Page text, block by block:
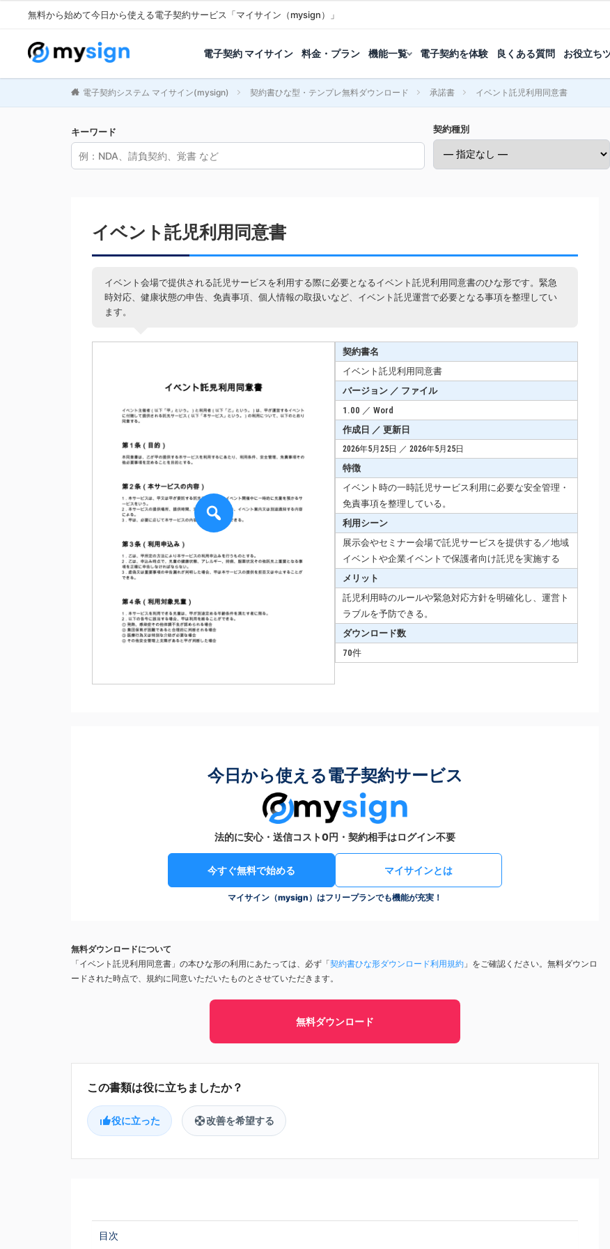
無料から始めて今日から使える電子契約サービス「マイサイン（mysign）」
電子契約 マイサイン 料金・プラン 機能一覧 電子契約を体験 良くある質問 お役立ち
電子契約システム マイサイン(mysign) 契約書ひな型・テンプレ無料ダウンロード 承諾書 イベント託児利用同意書
キーワード 契約種別
イベント託児利用同意書
イベント会場で提供される託児サービスを利用する際に必要となるイベント託児利用同意書のひな形です。緊急
時対応、健康状態の申告、免責事項、個人情報の取扱いなど、イベント託児運営で必要となる事項を整理してい
ます。
契約書名
イベント託児利用同意書
バージョン ／ ファイル
1.00 ／ Word
作成日 ／ 更新日
2026年5月25日 ／ 2026年5月25日
特徴
イベント時の一時託児サービス利用に必要な安全管理・
免責事項を整理している。
利用シーン
展示会やセミナー会場で託児サービスを提供する／地域
イベントや企業イベントで保護者向け託児を実施する
メリット
託児利用時のルールや緊急対応方針を明確化し、運営ト
ラブルを予防できる。
ダウンロード数
70件
今日から使える電子契約サービス
法的に安心・送信コスト0円・契約相手はログイン不要
今すぐ無料で始める マイサインとは
マイサイン（mysign）はフリープランでも機能が充実！
無料ダウンロードについて
「イベント託児利用同意書」の本ひな形の利用にあたっては、必ず「契約書ひな形ダウンロード利用規約 」をご確認ください。無料ダウンロ
ードされた時点で、規約に同意いただいたものとさせていただきます。
無料ダウンロード
役に立った 改善を希望する
目次